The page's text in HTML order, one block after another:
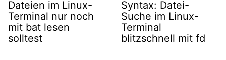
Dateien im Linux-
Terminal nur noch
mit bat lesen
solltest
Syntax: Datei-
Suche im Linux-
Terminal
blitzschnell mit fd